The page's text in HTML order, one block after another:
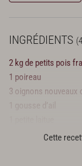
INGRÉDIENTS
2 kg de petits pois
1 poireau
3 oignons nouveaux
1 gousse d’ail
6 branches de
Cette